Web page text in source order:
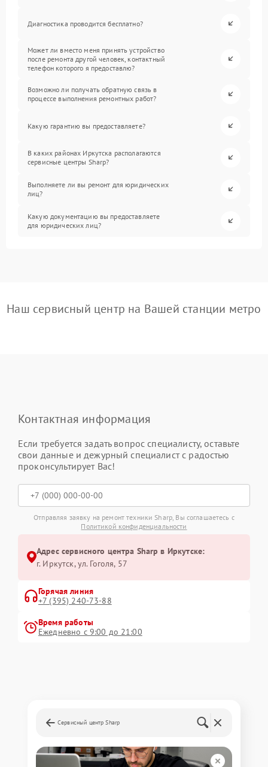
Диагностика проводится бесплатно?
Может ли вместо меня принять устройство
после ремонта другой человек, контактный
телефон которого я предоставлю?
Возможно ли получать обратную связь в
процессе выполнения ремонтных работ?
Какую гарантию вы предоставляете?
В каких районах Иркутска располагаются
сервисные центры Sharp?
Выполняете ли вы ремонт для юридических
лиц?
Какую документацию вы предоставляете
для юридических лиц?
Наш сервисный центр на Вашей станции метро
Контактная информация
Если требуется задать вопрос специалисту, оставьте
свои данные и дежурный специалист с радостью
проконсультирует Вас!
Отправляя заявку на ремонт техники Sharp, Вы соглашаетесь с
Политикой конфиденциальности
Адрес сервисного центра Sharp в Иркутске:
г. Иркутск, ул. ​Гоголя, 57
Горячая линия
+7 (395) 240-73-88
Время работы
Ежедневно с 9:00 до 21:00
Сервисный центр Sharp